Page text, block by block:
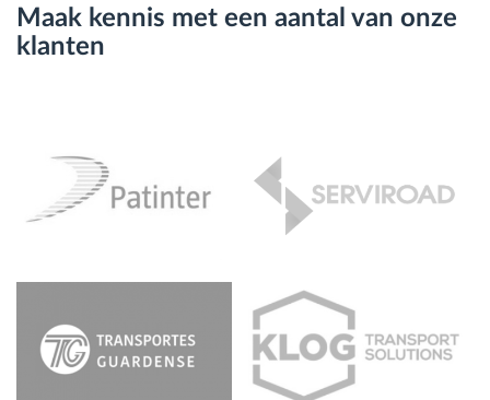
Maak kennis met een aantal van onze
klanten